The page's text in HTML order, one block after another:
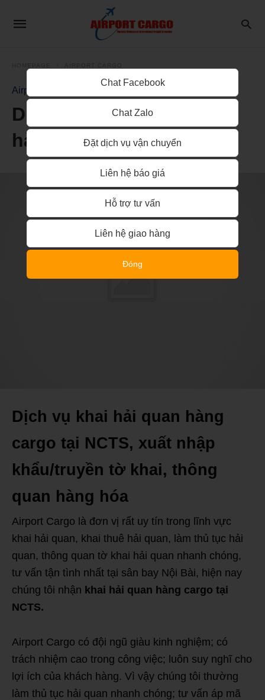
Airport Cargo
Dịch vụ khai hải quan
hàng cargo tại NCTS
Dịch vụ khai hải quan hàng
cargo tại NCTS, xuất nhập
khẩu/truyền tờ khai, thông
quan hàng hóa
Airport Cargo là đơn vị rất uy tín trong lĩnh vực
khai hải quan, khai thuê hải quan, làm thủ tục hải
quan, thông quan tờ khai hải quan nhanh chóng,
tư vấn tận tình nhất tại sân bay Nội Bài, hiện nay
chúng tôi nhận khai hải quan hàng cargo tại
NCTS.
Airport Cargo có đội ngũ giàu kinh nghiệm; có
trách nhiệm cao trong công việc; luôn suy nghĩ cho
lợi ích của khách hàng. Vì vậy chúng tôi thường
làm thủ tục hải quan nhanh chóng; tư vấn áp mã
Chat Facebook
Chat Zalo
Đặt dịch vụ vận chuyển
Liên hệ báo giá
Hỗ trợ tư vấn
Liên hệ giao hàng
Đóng